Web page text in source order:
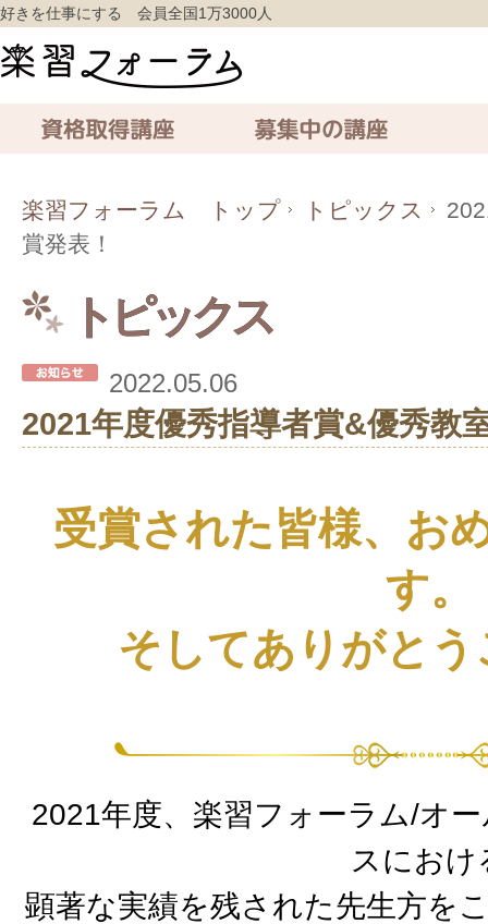
好きを仕事にする 会員全国1万3000人
楽習フォーラム トップ トピックス
賞発表！
トピックス
2022.05.06
2021年度優秀指導者賞&優秀教
受賞された皆様、お
す。
そしてありがと
2021年度、楽習フォーラム/オ
スにおけ
顕著な実績を残された先生方を